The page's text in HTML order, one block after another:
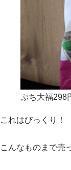
ぷち大福298
これはびっくり！
こんなものまで売